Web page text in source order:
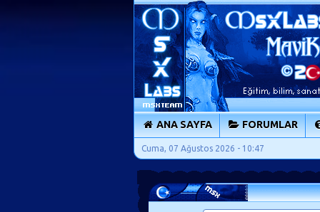
ANA SAYFA FORUMLAR
Cuma, 07 Ağustos 2026 - 10:47